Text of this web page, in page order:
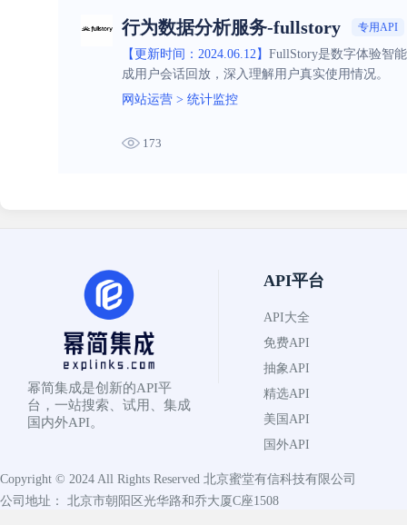
行为数据分析服务-fullstory 专用API
【更新时间：2024.06.12】 FullStory是数字体验智
成用户会话回放，深入理解用户真实使用情况。
网站运营 > 统计监控
173
幂简集成是创新的API平
台，一站搜索、试用、集成
国内外API。
API平台
API大全
免费API
抽象API
精选API
美国API
国外API
Copyright © 2024 All Rights Reserved 北京蜜堂有信科技有限公司
公司地址： 北京市朝阳区光华路和乔大厦C座1508